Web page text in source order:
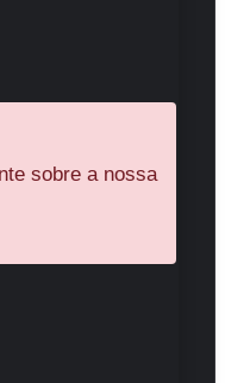
sobre a nossa